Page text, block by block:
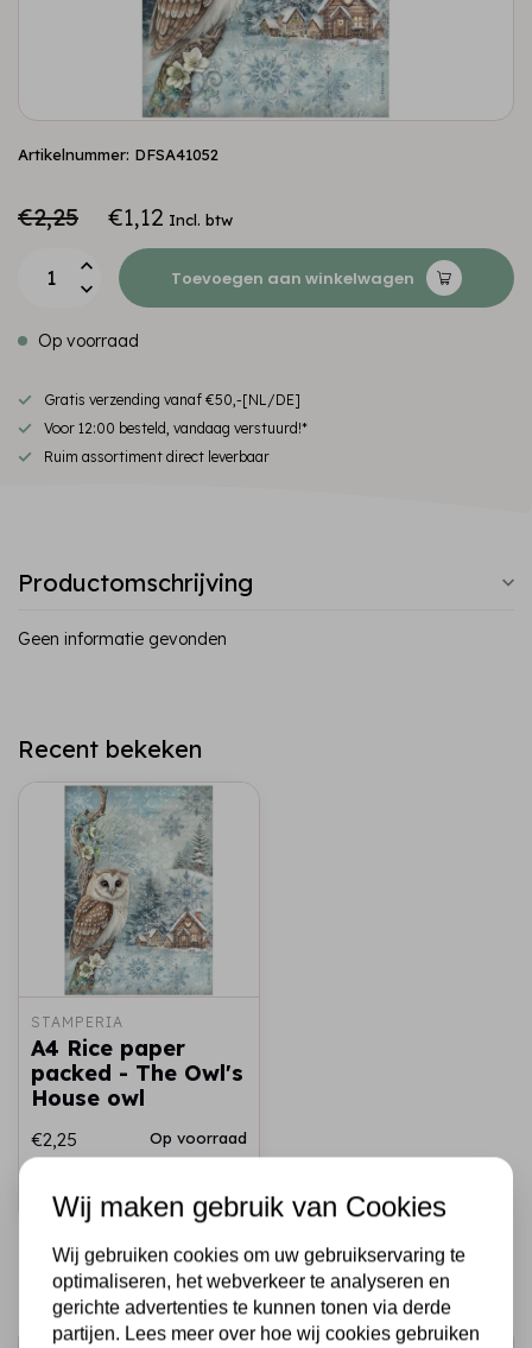
Artikelnummer: DFSA41052
€2,25 €1,12 Incl. btw
Toevoegen aan winkelwagen
Op voorraad
Gratis verzending vanaf €50,-[NL/DE]
Voor 12:00 besteld, vandaag verstuurd!*
Ruim assortiment direct leverbaar
Productomschrijving
Geen informatie gevonden
Recent bekeken
STAMPERIA
A4 Rice paper
packed - The Owl's
House owl
€2,25 Op voorraad
Wij maken gebruik van Cookies
Wij gebruiken cookies om uw gebruikservaring te
optimaliseren, het webverkeer te analyseren en
gerichte advertenties te kunnen tonen via derde
partijen. Lees meer over hoe wij cookies gebruiken